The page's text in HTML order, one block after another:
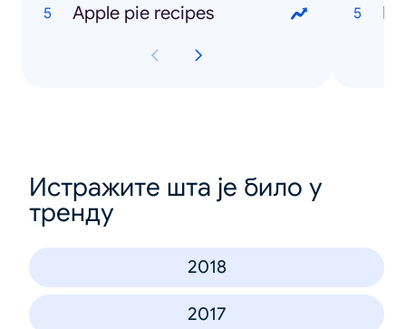
Apple pie recipes
Истражите шта је било у
тренду
2018
2017